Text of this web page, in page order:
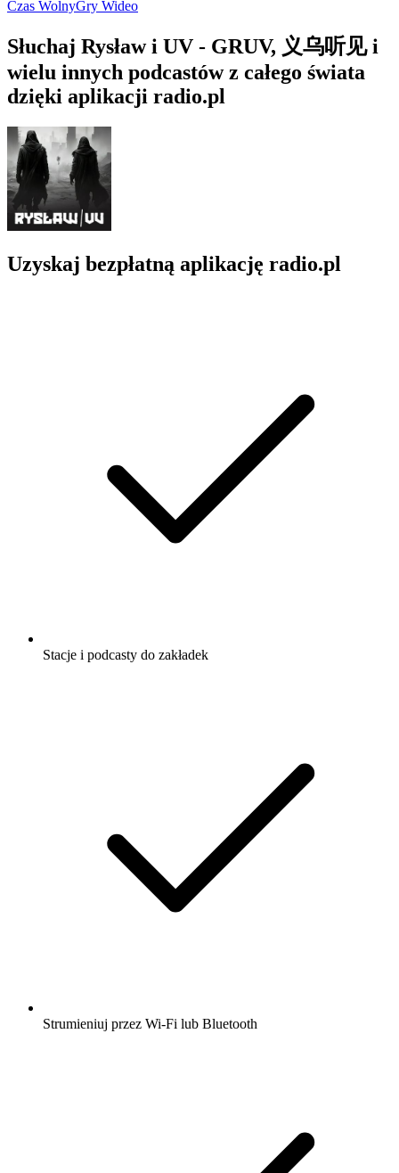
Czas WolnyGry Wideo
Słuchaj Rysław i UV - GRUV, 义乌听见 i
wielu innych podcastów z całego świata
dzięki aplikacji radio.pl
Uzyskaj bezpłatną aplikację radio.pl
Stacje i podcasty do zakładek
Strumieniuj przez Wi-Fi lub Bluetooth